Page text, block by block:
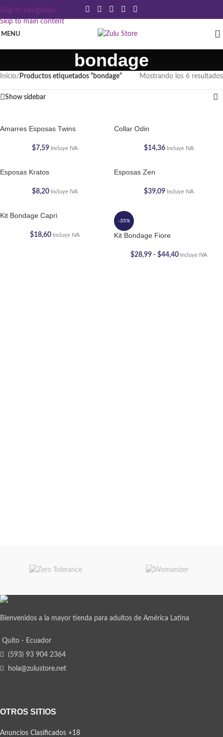
Skip to navigation
Skip to main content
MENU
bondage
Inicio/ Productos etiquetados “bondage” Mostrando los 6 resultados
Show sidebar
Amarres Esposas Twins
$7,59 Incluye IVA
Collar Odin
$14,36 Incluye IVA
Esposas Kratos
$8,20 Incluye IVA
Esposas Zen
$39,09 Incluye IVA
Kit Bondage Capri
$18,60 Incluye IVA
-35%
Kit Bondage Fiore
$28,99 - $44,40 Incluye IVA
Bienvenidos a la mayor tienda para adultos de América Latina
Quito - Ecuador
(593) 93 904 2364
hola@zulustore.net
OTROS SITIOS
Anuncios Clasificados +18